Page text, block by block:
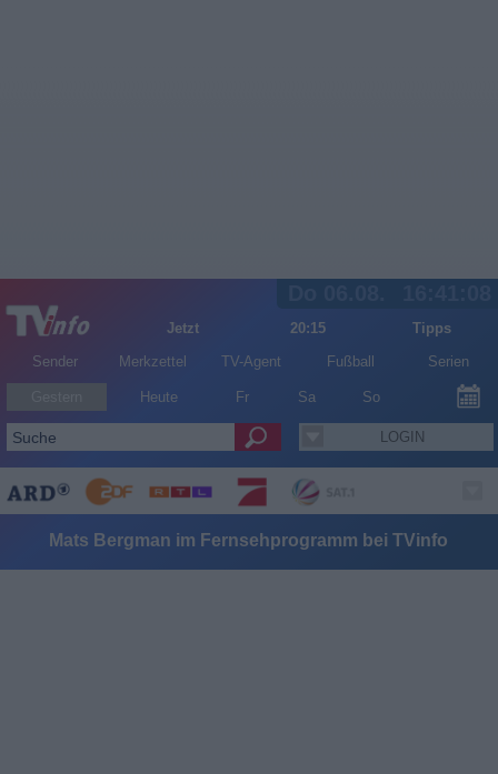
Jetzt 20:15
Tipps
Sender
Merkzettel TV-Agent Fußball Serien
Heute Fr Sa So
LOGIN
Mats Bergman im Fernsehprogramm bei TVinfo